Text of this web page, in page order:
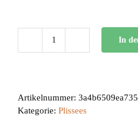
BB
In
Artikelnummer:
Kategorie: Plissees